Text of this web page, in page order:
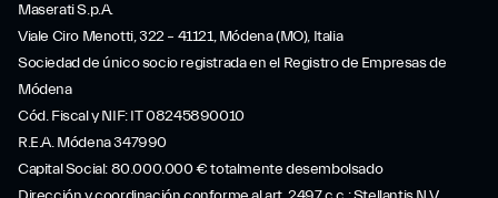
Maserati S.p.A.
Viale Ciro Menotti, 322 – 41121, Módena (MO), Italia
Sociedad de único socio registrada en el Registro de Empresas de
Módena
Cód. Fiscal y NIF: IT 08245890010
R.E.A. Módena 347990
Capital Social: 80.000.000 € totalmente desembolsado